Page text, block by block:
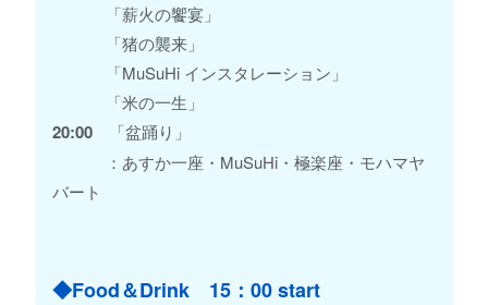
「薪火の饗宴」
「猪の襲来」
「MuSuHi インスタレーション」
「米の一生」
20:00「盆踊り」
：あすか一座・MuSuHi・極楽座・モハマヤ
バート
◆Food＆Drink 15：00 start